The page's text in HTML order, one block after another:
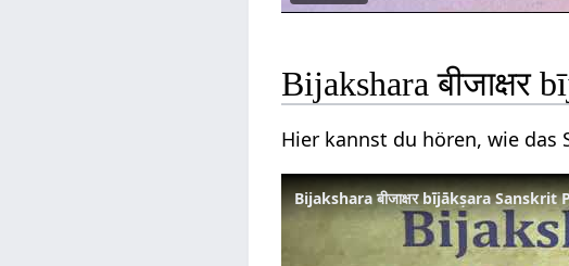
Bijakshara बीजाक्षर
Hier kannst du hören, wie das
Bijakshara बीजाक्षर bījākṣara